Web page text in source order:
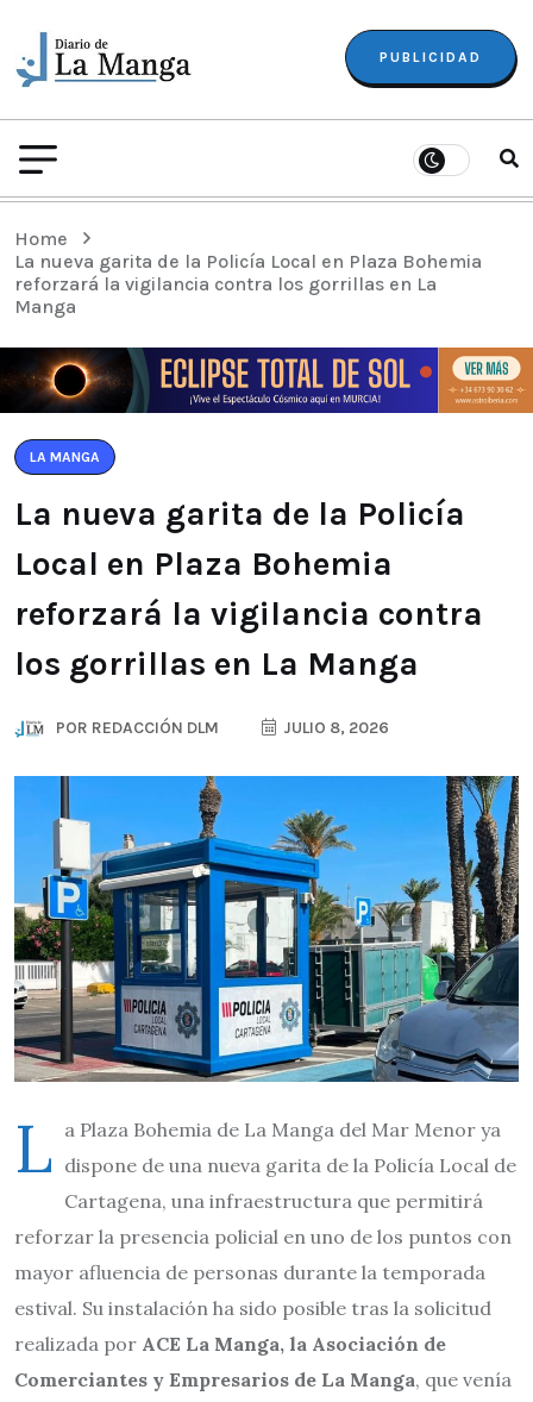
PUBLICIDAD
Home
La nueva garita de la Policía Local en Plaza Bohemia
reforzará la vigilancia contra los gorrillas en La
Manga
LA MANGA
La nueva garita de la Policía
Local en Plaza Bohemia
reforzará la vigilancia contra
los gorrillas en La Manga
POR REDACCIÓN DLM JULIO 8, 2026
L a Plaza Bohemia de La Manga del Mar Menor ya
dispone de una nueva garita de la Policía Local de
Cartagena, una infraestructura que permitirá
reforzar la presencia policial en uno de los puntos con
mayor afluencia de personas durante la temporada
estival. Su instalación ha sido posible tras la solicitud
realizada por ACE La Manga, la Asociación de
Comerciantes y Empresarios de La Manga, que venía